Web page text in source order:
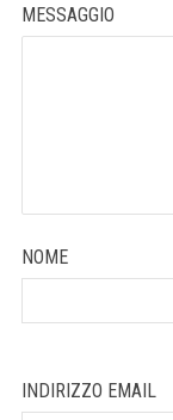
MESSAGGIO
NOME
INDIRIZZO EMAIL